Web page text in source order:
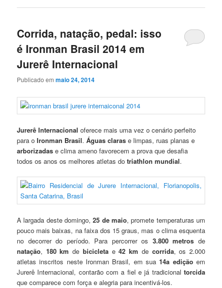
Corrida, natação, pedal: isso
é Ironman Brasil 2014 em
Jurerê Internacional
Publicado emmaio 24, 2014
Jurerê Internacional oferece mais uma vez o cenário perfeito
para oIronman Brasil.Águas claras e limpas, ruas planas e
arborizadas e clima ameno favorecem a prova que desafia
todos os anos os melhores atletas dotriathlon mundial.
A largada deste domingo,25 de maio, promete temperaturas um
pouco mais baixas, na faixa dos 15 graus, mas o clima esquenta
no decorrer do período. Para percorrer os 3.800 metros de
natação, 180 km de bicicletae42 km de corrida, os 2.000
atletas inscritos neste Ironman Brasil, em sua14a ediçãoem
Jurerê Internacional, contarão com a fiel e já tradicional torcida
que comparece com força e alegria para incentivá-los.